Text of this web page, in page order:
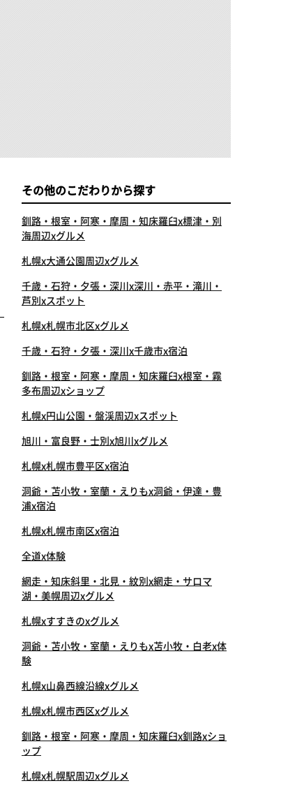
その他のこだわりから探す
釧路・根室・阿寒・摩周・知床羅臼x標津・別
海周辺xグルメ
札幌x大通公園周辺xグルメ
千歳・石狩・夕張・深川x深川・赤平・滝川・
芦別xスポット
札幌x札幌市北区xグルメ
千歳・石狩・夕張・深川x千歳市x宿泊
釧路・根室・阿寒・摩周・知床羅臼x根室・霧
多布周辺xショップ
札幌x円山公園・盤渓周辺xスポット
旭川・富良野・士別x旭川xグルメ
札幌x札幌市豊平区x宿泊
洞爺・苫小牧・室蘭・えりもx洞爺・伊達・豊
浦x宿泊
札幌x札幌市南区x宿泊
全道x体験
網走・知床斜里・北見・紋別x網走・サロマ
湖・美幌周辺xグルメ
札幌xすすきのxグルメ
洞爺・苫小牧・室蘭・えりもx苫小牧・白老x体
験
札幌x山鼻西線沿線xグルメ
札幌x札幌市西区xグルメ
釧路・根室・阿寒・摩周・知床羅臼x釧路xショ
ップ
札幌x札幌駅周辺xグルメ